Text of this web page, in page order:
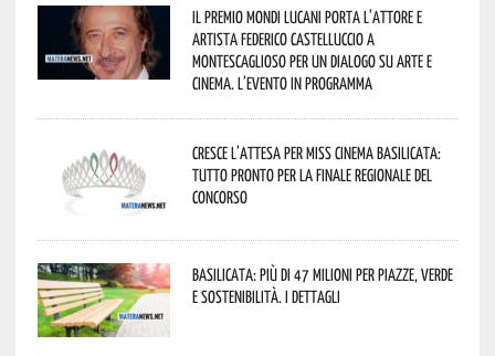
Il Premio Mondi Lucani porta l’attore e
artista Federico Castelluccio a
Montescaglioso per un dialogo su arte e
cinema. L’evento in programma
Cresce l’attesa per Miss Cinema Basilicata:
tutto pronto per la finale regionale del
concorso
Basilicata: più di 47 milioni per piazze, verde
e sostenibilità. I dettagli